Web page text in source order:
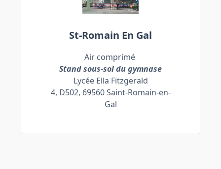
St-Romain En Gal
Air comprimé
Stand sous-sol du gymnase
Lycée Ella Fitzgerald
4, D502, 69560 Saint-Romain-en-
Gal